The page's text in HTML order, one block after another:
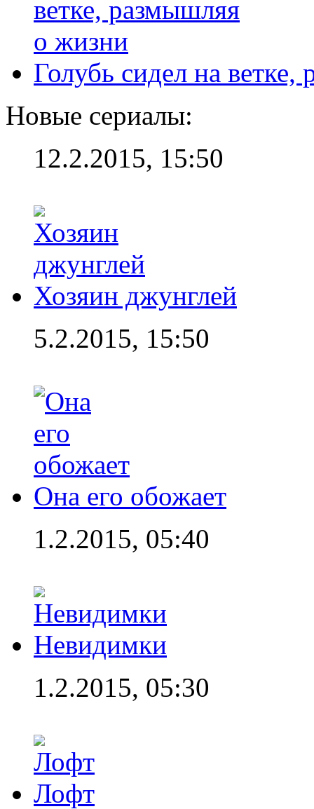
Голубь сидел на
Новые сериалы:
12.2.2015, 15:50
Хозяин джунглей
5.2.2015, 15:50
Она его обожает
1.2.2015, 05:40
Невидимки
1.2.2015, 05:30
Лофт